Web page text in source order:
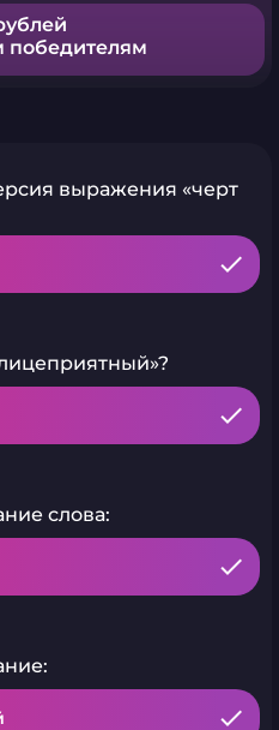
победителям
выражения «черт
слова: